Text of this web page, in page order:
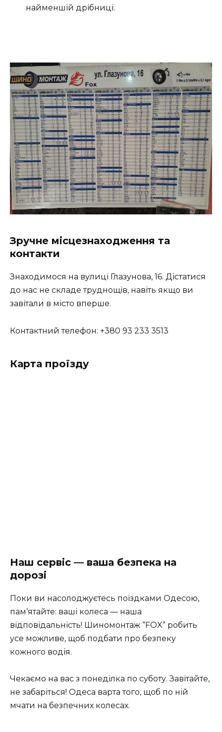
найменшій дрібниці.
Зручне місцезнаходження та
контакти
Знаходимося на вулиці Глазунова, 16. Дістатися
до нас не складе труднощів, навіть якщо ви
завітали в місто вперше.
Контактний телефон: +380 93 233 3513
Карта проїзду
Наш сервіс — ваша безпека на
дорозі
Поки ви насолоджуєтесь поїздками Одесою,
пам’ятайте: ваші колеса — наша
відповідальність! Шиномонтаж “FOX” робить
усе можливе, щоб подбати про безпеку
кожного водія.
Чекаємо на вас з понеділка по суботу. Завітайте,
не забаріться! Одеса варта того, щоб по ній
мчати на безпечних колесах.